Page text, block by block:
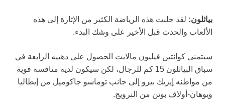
بياثلون: لقد جلبت هذه الرياضة الكثير من الإثارة إلى هذه
الألعاب والحدث قبل الأخير على وشك البدء.
سيتمنى كوانتين فيليون مالايت الحصول على ذهبيه الرابعة في
سباق البياثلون 15 كم للرجال، لكن سيكون لديه منافسة قوية
من مواطنه إيريك بيرو إلى جانب توماسو جاكوميل من إيطاليا
ويوهان-أولاف بوتن من النرويج.